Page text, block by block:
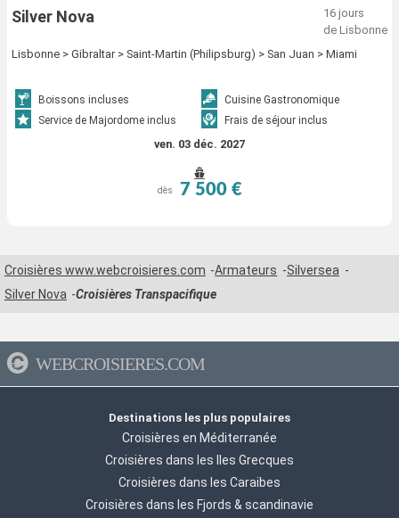
Silver Nova
16 jours
de Lisbonne
Lisbonne > Gibraltar > Saint-Martin (Philipsburg) > San Juan > Miami
Boissons incluses
Cuisine Gastronomique
Service de Majordome inclus
Frais de séjour inclus
ven. 03 déc. 2027
dès 7 500 €
Croisières www.webcroisieres.com Armateurs
Silversea
Silver Nova
Croisières Transpacifique
WEBCROISIERES.COM
Destinations les plus populaires
Croisières en Méditerranée
Croisières dans les Iles Grecques
Croisières dans les Caraibes
Croisières dans les Fjords & scandinavie